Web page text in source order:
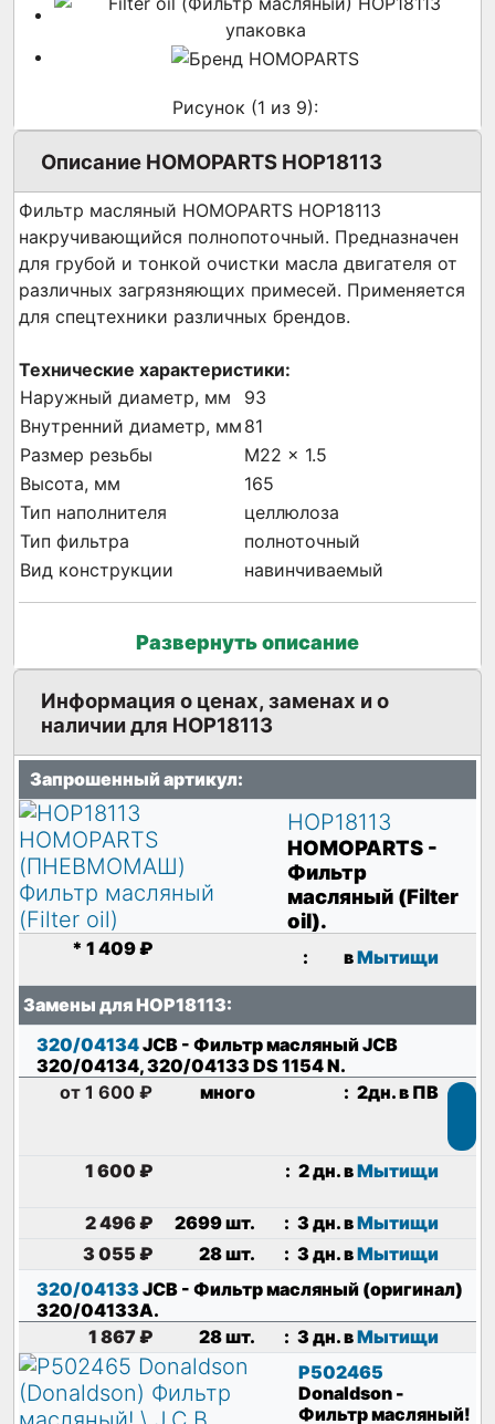
Рисунок (1 из 9):
Описание HOMOPARTS HOP18113
Фильтр масляный HOMOPARTS HOP18113
накручивающийся полнопоточный. Предназначен
для грубой и тонкой очистки масла двигателя от
различных загрязняющих примесей. Применяется
для спецтехники различных брендов.
Технические характеристики:
Наружный диаметр, мм
93
Внутренний диаметр, мм 81
Размер резьбы
M22 x 1.5
Высота, мм
165
Тип наполнителя
целлюлоза
Тип фильтра
полноточный
Вид конструкции
навинчиваемый
Развернуть описание
Информация о ценах, заменах и о
наличии для HOP18113
Запрошенный артикул:
HOP18113
HOMOPARTS -
Фильтр
масляный (Filter
oil).
* 1 409 ₽ : вМытищи
Замены для HOP18113:
320/04134JCB - Фильтр масляный JCB
320/04134, 320/04133 DS 1154 N.
от 1 600 ₽
много : 2дн. в ПВ
1 600 ₽ : 2 дн. вМытищи
2 496 ₽ 2699 шт. : 3 дн. вМытищи
3 055 ₽
28 шт. : 3 дн. вМытищи
320/04133 JCB - Фильтр масляный (оригинал)
320/04133A.
1 867 ₽
28 шт. : 3 дн. вМытищи
P502465
Donaldson -
Фильтр масляный!